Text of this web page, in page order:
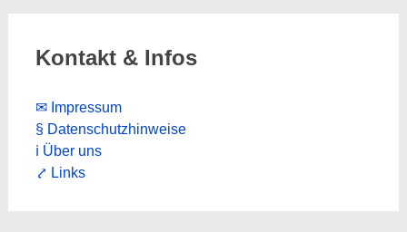
Kontakt & Infos
✉ Impressum
§ Datenschutzhinweise
ℹ Über uns
⤤ Links